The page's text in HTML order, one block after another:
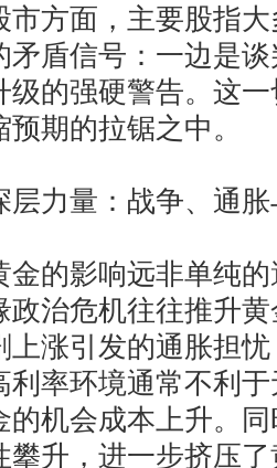
市方面，主要股指
矛盾信号：一边是
级的强硬警告。这
期的拉锯之中。
力量：战争、通胀
的影响远非单纯的
政治危机往往推升
上涨引发的通胀担
利率环境通常不利
的机会成本上升。
攀升，进一步挤压